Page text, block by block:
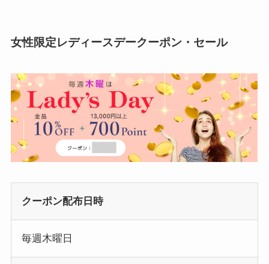
女性限定レディースデークーポン・セール
クーポン配布日時
毎週木曜日